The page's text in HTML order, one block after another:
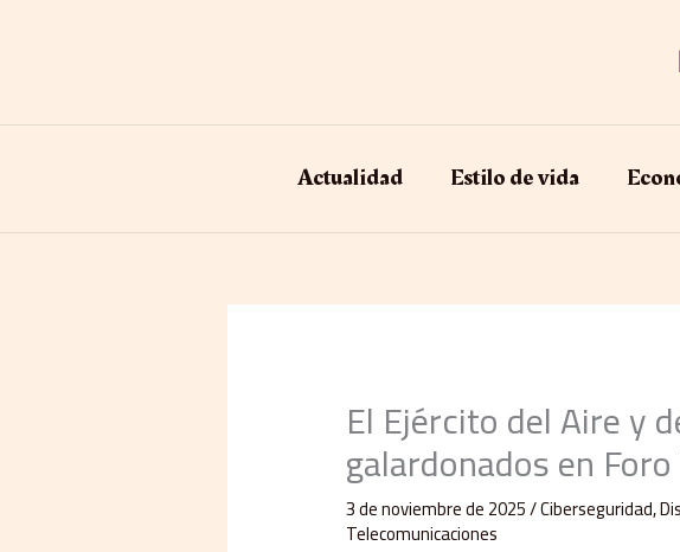
Actualidad Estilo de vida
El Ejército del Aire y
galardonados en
3 de noviembre de 2025/Ciberseguridad,
Telecomunicaciones